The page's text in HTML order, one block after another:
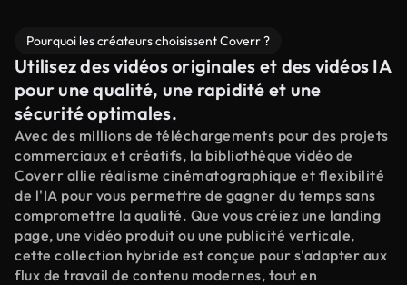
Pourquoi les créateurs choisissent Coverr ?
Utilisez des vidéos originales et des vidéos IA
pour une qualité, une rapidité et une
sécurité optimales.
Avec des millions de téléchargements pour des projets
commerciaux et créatifs, la bibliothèque vidéo de
Coverr allie réalisme cinématographique et flexibilité
de l'IA pour vous permettre de gagner du temps sans
compromettre la qualité. Que vous créiez une landing
page, une vidéo produit ou une publicité verticale,
cette collection hybride est conçue pour s'adapter aux
flux de travail de contenu modernes, tout en